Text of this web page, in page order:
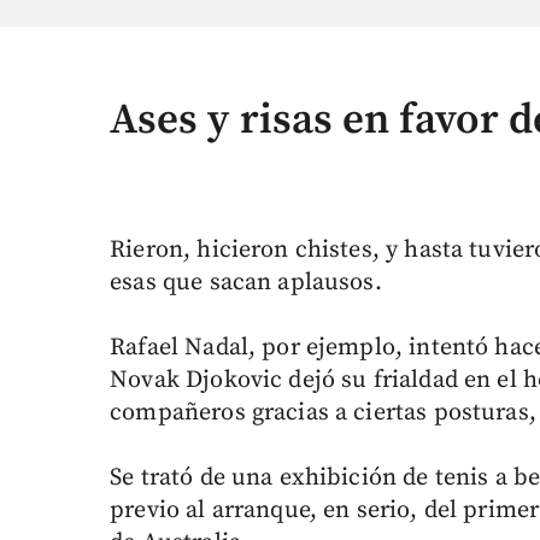
Ases y risas en favor
Rieron, hicieron chistes, y hasta
esas que sacan aplausos.
Rafael Nadal, por ejemplo, intentó
Novak Djokovic dejó su frialdad en el
compañeros gracias a ciertas
Se trató de una exhibición de tenis a
previo al arranque, en serio, del